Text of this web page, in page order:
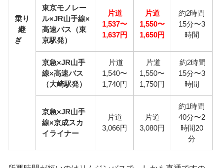
乗り
継
ぎ
東京モノレー
ル×JR山手線×
高速バス（東
京駅発）
片道
1,537〜
1,637円
片道
1,550〜
1,650円
約2時間
15分〜3
時間
京急×JR山手
線×高速バス
（大崎駅発）
片道
1,540〜
1,740円
片道
1,550〜
1,750円
約2時間
15分〜3
時間
京急×JR山手
線×京成スカ
イライナー
片道
3,066円
片道
3,080円
約1時間
40分〜2
時間20
分